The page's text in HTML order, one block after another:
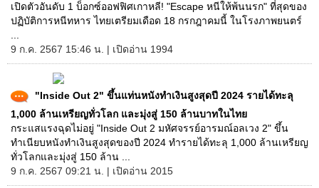
เปิดตัวอันดับ 1 บ็อกซ์ออฟฟิศเกาหลี! "Escape หนีให้พ้นนรก" ที่สุดของ
ปฏิบัติการหนีทหาร ไทยเตรียมเดือด 18 กรกฎาคมนี้ ในโรงภาพยนตร์
9 ก.ค. 2567 15:46 น. | เปิดอ่าน 1994
"Inside Out 2" ขึ้นแท่นหนังทำเงินสูงสุดปี 2024 รายได้ทะลุ
1,000 ล้านเหรียญทั่วโลก และมุ่งสู่ 150 ล้านบาทในไทย
กระแสแรงฉุดไม่อยู่ "Inside Out 2 มหัศจรรย์อารมณ์อลเวง 2" ขึ้น
ทำเนียบหนังทำเงินสูงสุดของปี 2024 ทำรายได้ทะลุ 1,000 ล้านเหรียญ
ทั่วโลกและมุ่งสู่ 150 ล้าน ...
9 ก.ค. 2567 09:21 น. | เปิดอ่าน 2015